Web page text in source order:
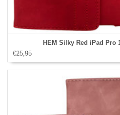
HEM Silky Red iPad Pro
€25,95